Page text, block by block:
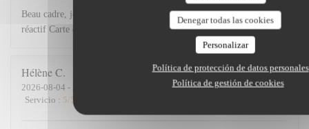
Denegar todas las cookies
Personalizar
Política de protección de datos personales
Política de gestión de cookies
Beau cadre, joliment décoré, dans un village magnifique. Personnel
réactif Carte des menus attrayante.
HélèneC
2026-08-04 - 20:30 - Invitados 6
Servicio : 5/5